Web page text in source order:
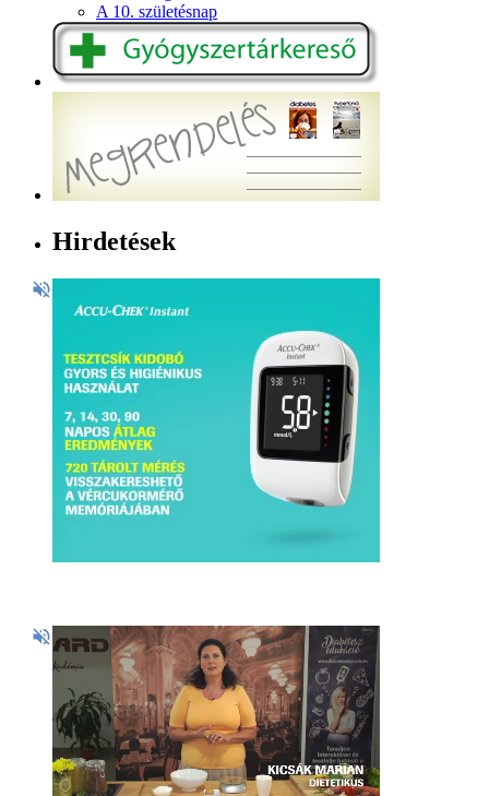
A 10. születésnap
Hirdetések